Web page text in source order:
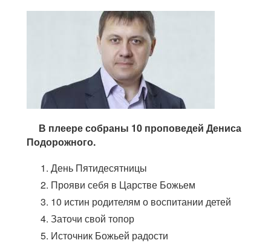
В плеере собраны 10 проповедей Дениса
Подорожного.
День Пятидесятницы
Прояви себя в Царстве Божьем
10 истин родителям о воспитании детей
Заточи свой топор
Источник Божьей радости